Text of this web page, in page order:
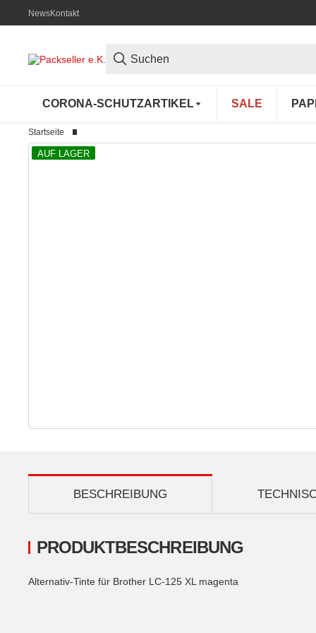
NewsKontakt
CORONA-SCHUTZARTIKEL SALE
Startseite
AUF LAGER
BESCHREIBUNG
PRODUKTBESCHREIBUNG
Alternativ-Tinte für Brother LC-125 XL magenta